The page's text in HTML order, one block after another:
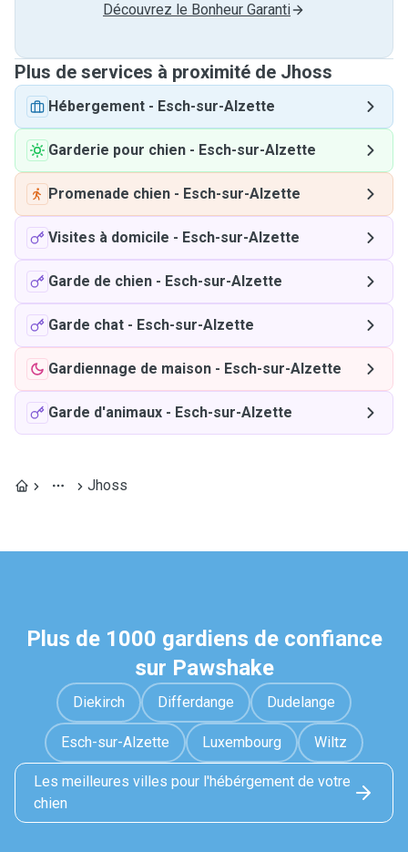
Découvrez le Bonheur Garanti
Plus de services à proximité de Jhoss
Hébergement - Esch-sur-Alzette
Garderie pour chien - Esch-sur-Alzette
Promenade chien - Esch-sur-Alzette
Visites à domicile - Esch-sur-Alzette
Garde de chien - Esch-sur-Alzette
Garde chat - Esch-sur-Alzette
Gardiennage de maison - Esch-sur-Alzette
Garde d'animaux - Esch-sur-Alzette
Jhoss
Plus de 1000 gardiens de confiance
sur Pawshake
Diekirch Differdange Dudelange
Esch-sur-Alzette Luxembourg Wiltz
Les meilleures villes pour l'hébérgement de votre
chien